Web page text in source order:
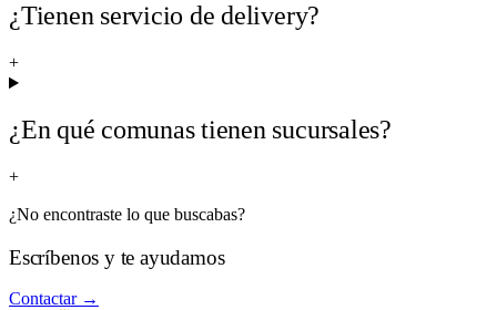
¿Tienen servicio de delivery?
+
¿En qué comunas tienen sucursales?
+
¿No encontraste lo que buscabas?
Escríbenos y te ayudamos
Contactar →